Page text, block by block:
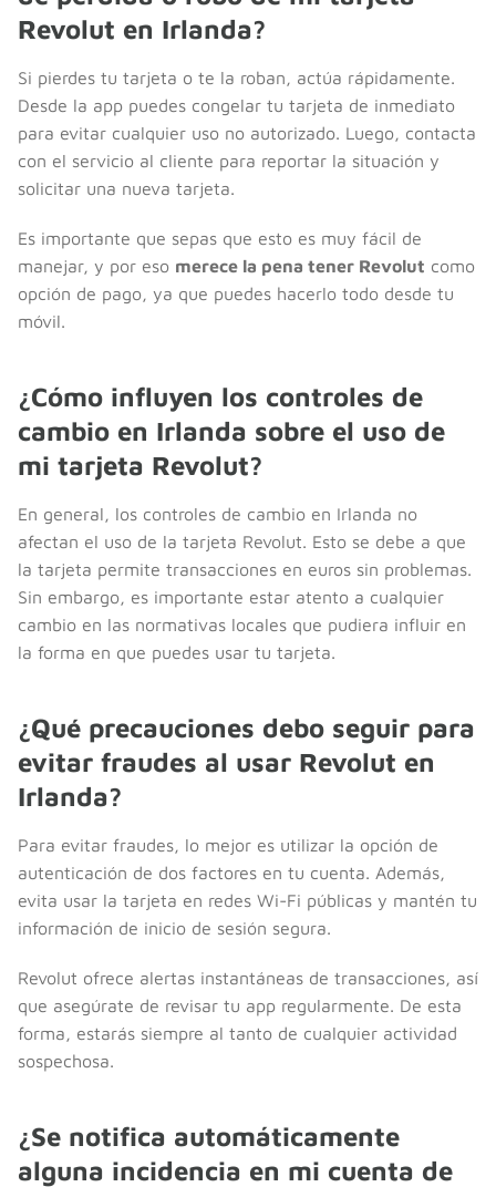
Revolut en Irlanda?
Si pierdes tu tarjeta o te la roban, actúa rápidamente.
Desde la app puedes congelar tu tarjeta de inmediato
para evitar cualquier uso no autorizado. Luego, contacta
con el servicio al cliente para reportar la situación y
solicitar una nueva tarjeta.
Es importante que sepas que esto es muy fácil de
manejar, y por eso merece la pena tener Revolut como
opción de pago, ya que puedes hacerlo todo desde tu
móvil.
¿Cómo influyen los controles de
cambio en Irlanda sobre el uso de
mi tarjeta Revolut?
En general, los controles de cambio en Irlanda no
afectan el uso de la tarjeta Revolut. Esto se debe a que
la tarjeta permite transacciones en euros sin problemas.
Sin embargo, es importante estar atento a cualquier
cambio en las normativas locales que pudiera influir en
la forma en que puedes usar tu tarjeta.
¿Qué precauciones debo seguir para
evitar fraudes al usar Revolut en
Irlanda?
Para evitar fraudes, lo mejor es utilizar la opción de
autenticación de dos factores en tu cuenta. Además,
evita usar la tarjeta en redes Wi-Fi públicas y mantén tu
información de inicio de sesión segura.
Revolut ofrece alertas instantáneas de transacciones, así
que asegúrate de revisar tu app regularmente. De esta
forma, estarás siempre al tanto de cualquier actividad
sospechosa.
¿Se notifica automáticamente
alguna incidencia en mi cuenta de